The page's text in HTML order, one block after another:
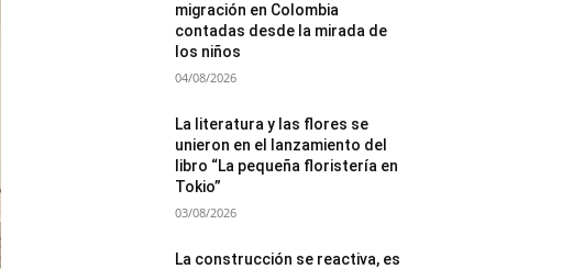
migración en Colombia
contadas desde la mirada de
los niños
04/08/2026
La literatura y las flores se
unieron en el lanzamiento del
libro “La pequeña floristería en
Tokio”
03/08/2026
La construcción se reactiva, es